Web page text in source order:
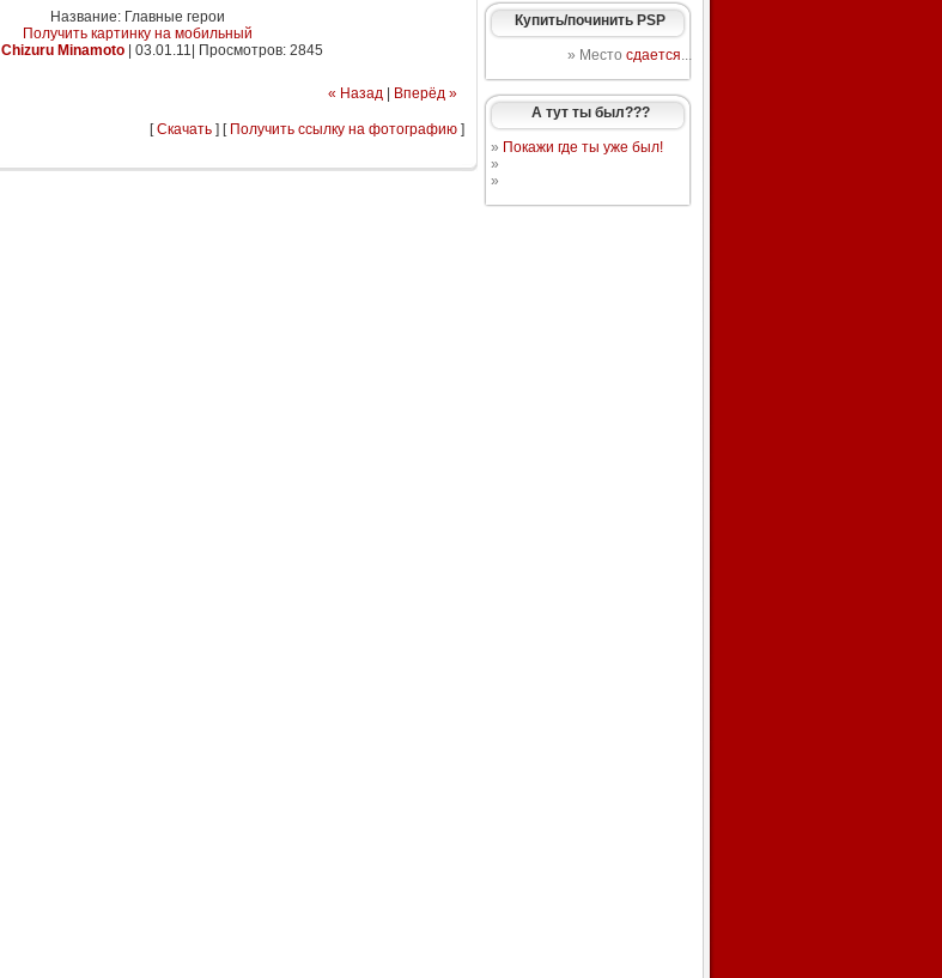
Название: Главные герои
Получить картинку на мобильный
Chizuru Minamoto| 03.01.11| Просмотров: 2845
« Назад| Вперёд »
[Скачать] [ Получить ссылку на фотографию]
Купить/починить PSP
» Место сдается...
А тут ты был???
» Покажи где ты уже был!
»
»